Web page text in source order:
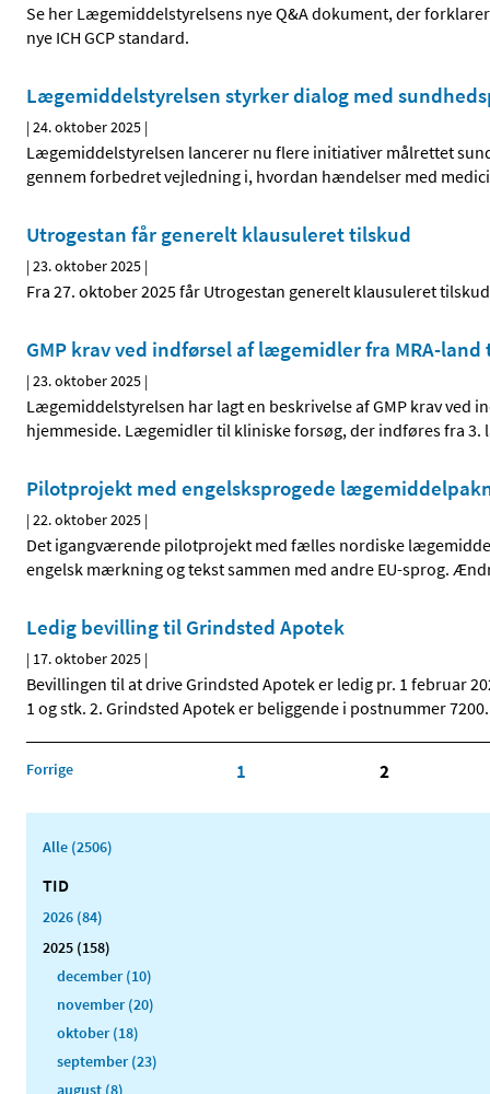
Se her Lægemiddelstyrelsens nye Q&A dokument, der
nye ICH GCP standard.
Lægemiddelstyrelsen styrker dialog med
|24. oktober 2025 |
Lægemiddelstyrelsen lancerer nu flere initiativer målrettet
gennem forbedret vejledning i, hvordan hændelser med
Utrogestan får generelt klausuleret tilskud
|23. oktober 2025 |
Fra 27. oktober 2025 får Utrogestan generelt klausuleret
GMP krav ved indførsel af lægemidler fra MRA-
|23. oktober 2025 |
Lægemiddelstyrelsen har lagt en beskrivelse af GMP krav
hjemmeside. Lægemidler til kliniske forsøg, der indføres fra 3.
Pilotprojekt med engelsksprogede
|22. oktober 2025 |
Det igangværende pilotprojekt med fælles nordiske
engelsk mærkning og tekst sammen med andre EU-sprog.
Ledig bevilling til Grindsted Apotek
| 17. oktober 2025 |
Bevillingen til at drive Grindsted Apotek er ledig pr. 1 februar
1 og stk. 2. Grindsted Apotek er beliggende i postnummer
Forrige 1 2
Alle (2506)
TID
2026 (84)
2025 (158)
december (10)
november (20)
oktober (18)
september (23)
august (8)